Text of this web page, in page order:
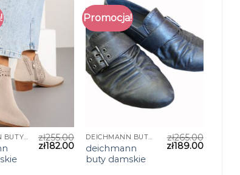
DEICHMANN BUTY DAMSKIE zł255.00
zł182.00
Promocja!
DEICHMANN BUTY DAMSKIE
deichmann
buty damskie
zł265.00
zł189.00